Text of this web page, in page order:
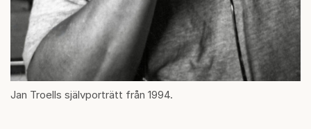
Jan Troells självporträtt från 1994.